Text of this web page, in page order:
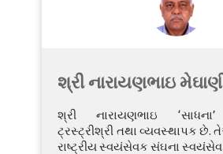
શ્રી નારાયણભાઇ
શ્રી નારાયણભાઇ ‘સાધના’
ટ્રસ્ટ્રીશ્રી તથા વ્યવસ્થાપક છે.
રાષ્ટ્રીય સ્વયંસેવક સંઘના